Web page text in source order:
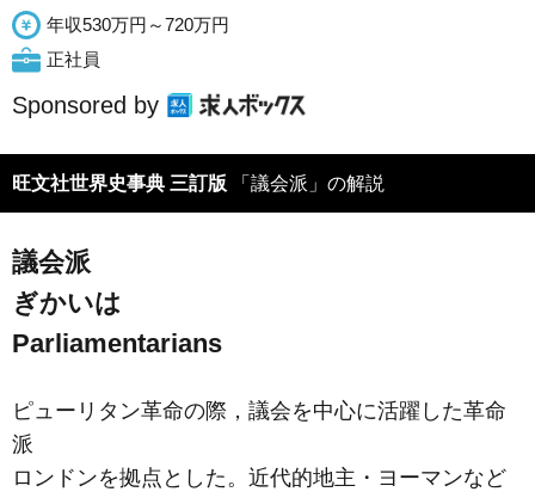
年収530万円～720万円
正社員
Sponsored by
旺文社世界史事典 三訂版 「議会派」の解説
議会派
ぎかいは
Parliamentarians
ピューリタン革命の際，議会を中心に活躍した革命
派
ロンドンを拠点とした。近代的地主・ヨーマンなど